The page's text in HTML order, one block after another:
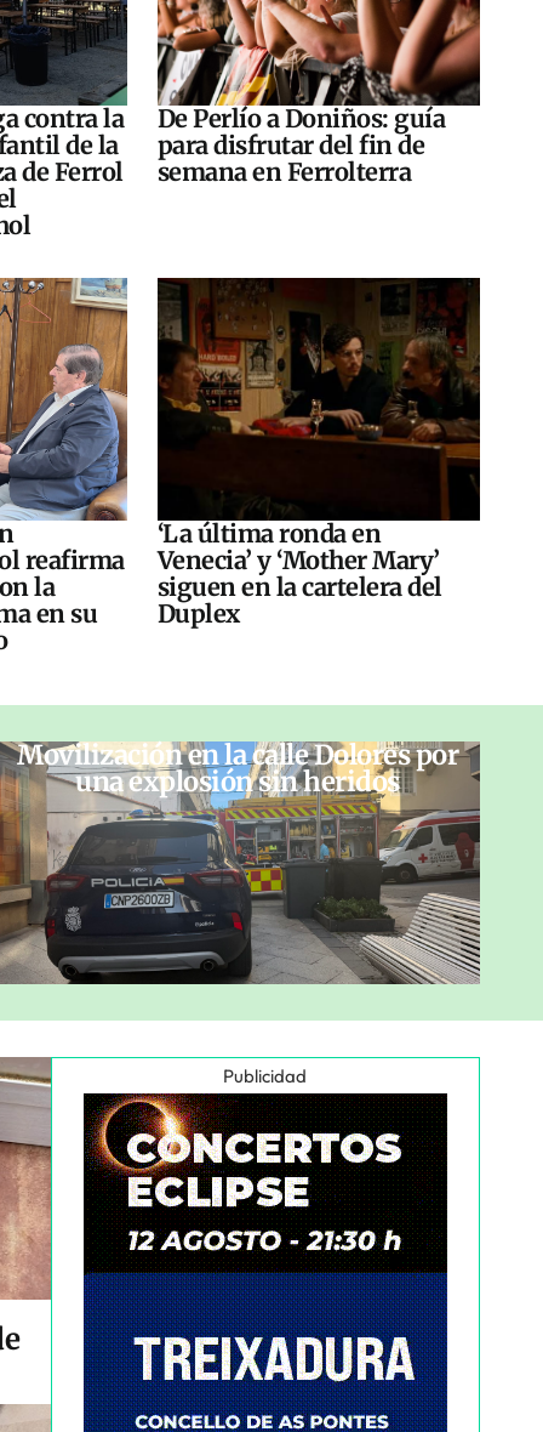
contra la
de la
de Ferrol
De Perlío a Doniños: guía
para disfrutar del fin de
semana en Ferrolterra
reafirma
la
en su
‘La última ronda en
Venecia’ y ‘Mother Mary’
siguen en la cartelera del
Duplex
Movilización en la calle Dolores por
una explosión sin heridos
Publicidad